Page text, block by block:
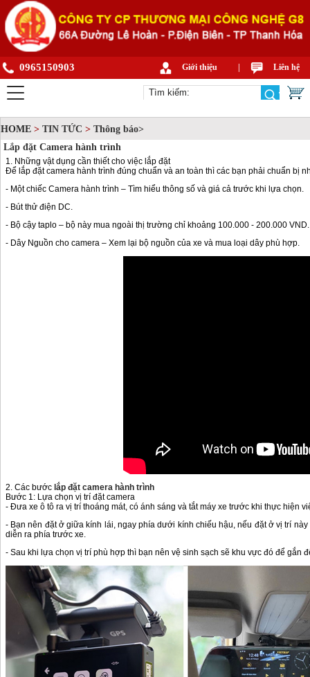
0965150903 Giới thiệu Liên hệ
HOME > TIN TỨC > Thông báo>
Lắp đặt Camera hành trình
1. Những vật dụng cần thiết cho việc lắp đặt
Để lắp đặt camera hành trình đúng chuẩn và an toàn thì các bạn phải chuẩn bị
- Một chiếc Camera hành trình – Tìm hiểu thông số và giá cả trước khi lựa chọn.
- Bút thử điện DC.
- Bộ cậy taplo – bộ này mua ngoài thị trường chỉ khoảng 100.000 - 200.000
- Dây Nguồn cho camera – Xem lại bộ nguồn của xe và mua loại dây phù hợp.
2. Các bước lắp đặt camera hành trình
Bước 1: Lựa chọn vị trí đặt camera
- Đưa xe ô tô ra vị trí thoáng mát, có ánh sáng và tắt máy xe trước khi thực hiện
- Bạn nên đặt ở giữa kính lái, ngay phía dưới kính chiếu hậu, nếu đặt ở vị trí
diễn ra phía trước xe.
- Sau khi lựa chọn vị trí phù hợp thì bạn nên vệ sinh sạch sẽ khu vực đó để gắn